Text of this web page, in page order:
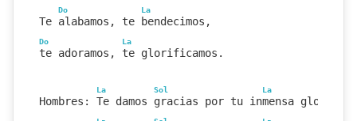
Do La
Te alabamos, te bendecimos,
Do La
te adoramos, te glorificamos.
La Sol La
Hombres: Te damos gracias por tu inmensa gloria.